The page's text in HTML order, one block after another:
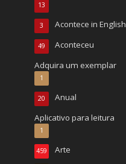
13
Acontece in English
3
Aconteceu
49
Adquira um exemplar
1
Anual
20
Aplicativo para leitura
1
Arte
459